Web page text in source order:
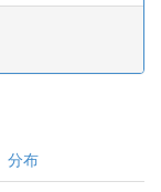
分布